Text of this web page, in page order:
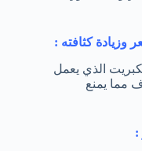
الذي يعمل
مما يمنع